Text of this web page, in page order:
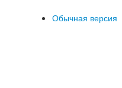
Обычная версия